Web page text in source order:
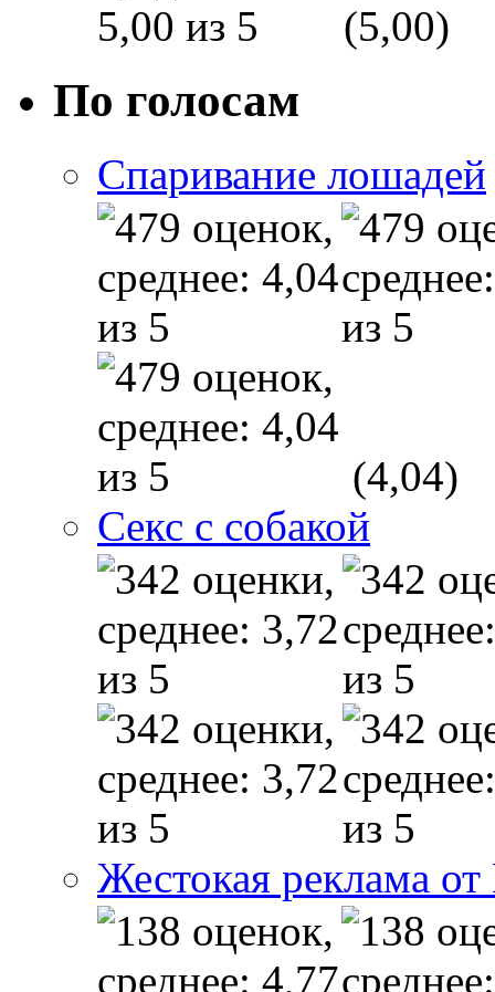
(5,00)
По голосам
Спаривание лошадей
(4,04)
Секс с собакой
Жестокая реклама